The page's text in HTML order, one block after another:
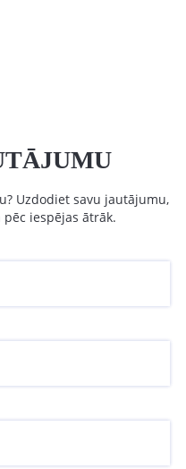
Uzdodiet savu jautājumu,
iespējas ātrāk.